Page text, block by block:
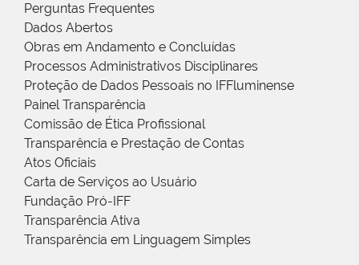
Perguntas Frequentes
Dados Abertos
Obras em Andamento e Concluídas
Processos Administrativos Disciplinares
Proteção de Dados Pessoais no IFFluminense
Painel Transparência
Comissão de Ética Profissional
Transparência e Prestação de Contas
Atos Oficiais
Carta de Serviços ao Usuário
Fundação Pró-IFF
Transparência Ativa
Transparência em Linguagem Simples